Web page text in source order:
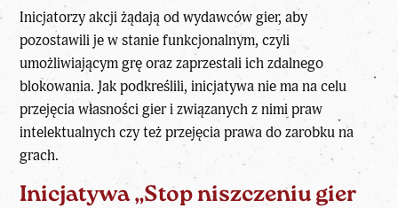
Inicjatorzy akcji żądają od wydawców gier, aby
pozostawili je w stanie funkcjonalnym, czyli
umożliwiającym grę oraz zaprzestali ich zdalnego
blokowania. Jak podkreślili, inicjatywa nie ma na celu
przejęcia własności gier i związanych z nimi praw
intelektualnych czy też przejęcia prawa do zarobku na
grach.
Inicjatywa „Stop niszczeniu gier